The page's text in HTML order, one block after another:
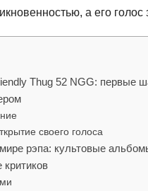
а его голос
Thug 52 NGG: первые
своего голоса
рэпа: культовые